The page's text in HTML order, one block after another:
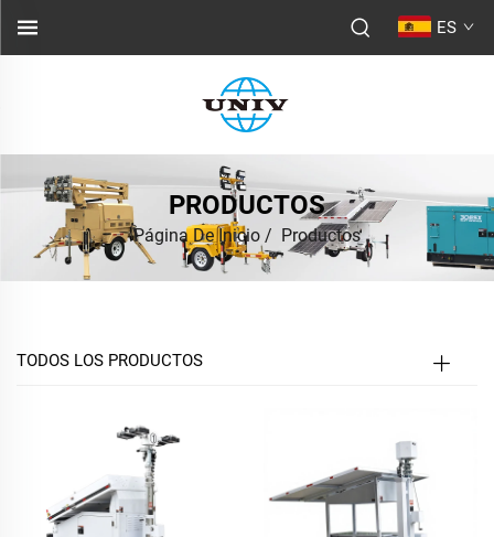
ES
PRODUCTOS
Página De Inicio / Productos
TODOS LOS PRODUCTOS